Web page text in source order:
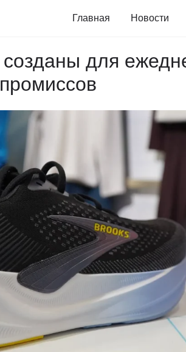
Главная Новости
для